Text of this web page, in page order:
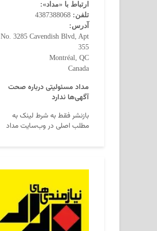
ارتباط با «مداد»:
تلفن:
آدرس:
No. 3285 Cavendish Blvd, Apt
355
Montréal, QC
Canada
مداد مسئولیتی درباره صحت
آگهی‌ها ندارد
بازنشر فقط به شرط لینک به
مطلب اصلی در وب‌سایت مداد